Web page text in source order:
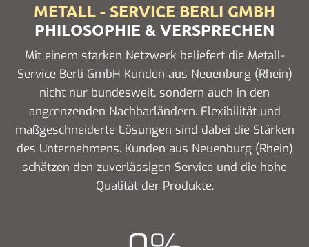
METALL - SERVICE BERLI GMBH
PHILOSOPHIE & VERSPRECHEN
Mit einem starken Netzwerk beliefert die Metall-
Service Berli GmbH Kunden aus Neuenburg (Rhein)
nicht nur bundesweit, sondern auch in den
angrenzenden Nachbarländern. Flexibilität und
maßgeschneiderte Lösungen sind dabei die Stärken
des Unternehmens. Kunden aus Neuenburg (Rhein)
schätzen den zuverlässigen Service und die hohe
Qualität der Produkte.